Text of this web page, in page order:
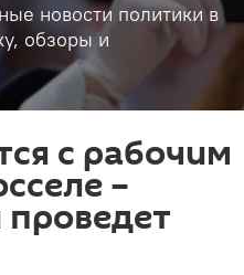
новости политики в
обзоры и
с рабочим
–
проведет